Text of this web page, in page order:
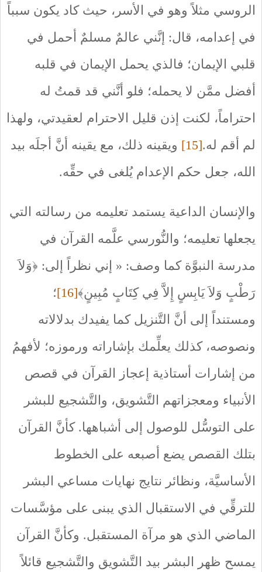
الروسي مثلاً وهو في الأسر، حيث كاد يكون سبباً
في إعدامه، قال: إنَّني عالمٌ مسلمٌ أحمل في
قلبي الإيمان؛ فالذي يحمل الإيمان في قلبه
أفضل ممَّن لا يحمله؛ فلو أنَّني قد قمتُ له
احتراماً، لكنت إذن قليل الاحترام لعقيدتي، ولهذا
لم أقم له.[15]
ويقينه ذلك، مع يقينه أنَّ أجلَه بيد
الله، جعل حكم الإعدام يُلغى في حقِّه.
والإنسان الداعية يستمد تعليمه من رسالته التي
يجعلها تعليمه؛ والنُّورسي علَّمه القرآن في
مدرسة النبوَّة كما وصف: « إني نظراً إلى: ﴿وَلاَ
رَطْبٍ وَلاَ يَابِسٍ إِلاَّ فِي كِتَابٍ مُبِينٍ﴾[16]
؛
ومستنداً إلى أنَّ التَّنزيل كما يفيدك بدلالاته
ونصوصه، كذلك يعلِّمك بإشاراته ورموزه؛ لأفهمُ
من إشارات أستاذية إعجاز القرآن في قصص
الأنبياء ومعجزاتهم التَّشويق، والتَّشجيع للبشر
على التوسُّل للوصول إلى أشباهها. كأنَّ القرآن
بتلك القصص يضع أصبعه على الخطوط
الأساسيَّة، ونظائر نتايج نهايات مساعي البشر
للترقِّي في الاستقبال الذي يبنى على مؤسَّسات
الماضي الذي هو مرآة المستقبل. وكأنَّ القرآن
يمسح ظهر البشر بيد التَّشويق والتَّشجيع قائلاً